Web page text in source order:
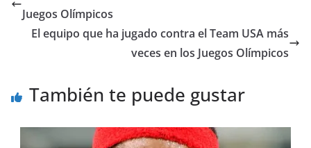
Juegos Olímpicos
El equipo que ha jugado contra el Team USA más
veces en los Juegos Olímpicos
También te puede gustar